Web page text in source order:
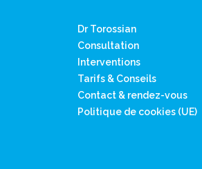
Dr Torossian
Consultation
Interventions
Tarifs & Conseils
Contact & rendez-vous
Politique de cookies (UE)